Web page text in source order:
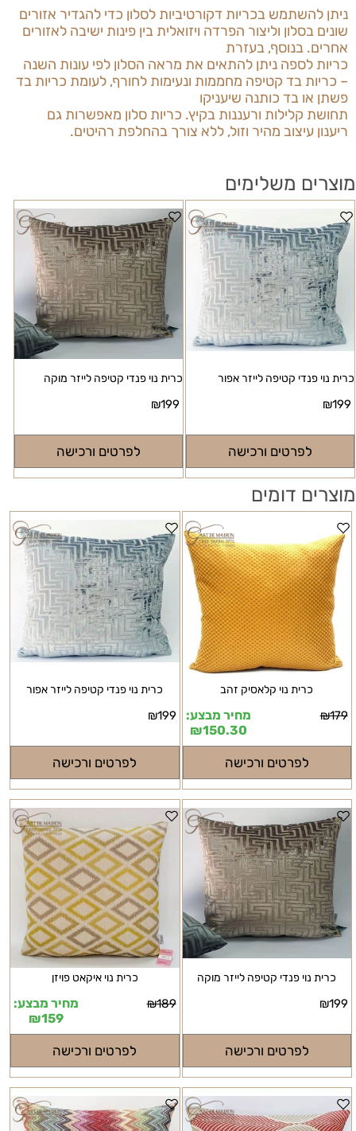
ניתן להשתמש בכריות דקורטיביות לסלון כדי להגדיר אזורים
שונים בסלון וליצור הפרדה ויזואלית בין פינות ישיבה לאזורים
אחרים. בנוסף, בעזרת
כריות לספה ניתן להתאים את מראה הסלון לפי עונות השנה
– כריות בד קטיפה מחממות ונעימות לחורף, לעומת כריות בד
פשתן או בד כותנה שיעניקו
תחושת קלילות ורעננות בקיץ. כריות סלון מאפשרות גם
ריענון עיצוב מהיר וזול, ללא צורך בהחלפת רהיטים.
מוצרים משלימים
כרית נוי פנדי קטיפה לייזר אפור
₪199
לפרטים ורכישה
כרית נוי פנדי קטיפה לייזר מוקה
₪199
לפרטים ורכישה
מוצרים דומים
כרית נוי קלאסיק זהב
₪179
מחיר מבצע:
₪150.30
לפרטים ורכישה
כרית נוי פנדי קטיפה לייזר אפור
₪199
לפרטים ורכישה
כרית נוי פנדי קטיפה לייזר מוקה
₪199
לפרטים ורכישה
כרית נוי איקאט פויזן
₪189
מחיר מבצע:
₪159
לפרטים ורכישה